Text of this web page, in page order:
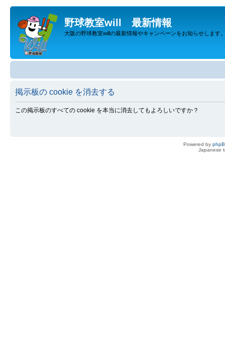
野球教室will 最新情報
大阪の野球教室willの最新情報やキャンペーンをお知らせします
掲示板の cookie を消去する
この掲示板のすべての cookie を本当に消去してもよろしいですか？
Powered by
Japanese